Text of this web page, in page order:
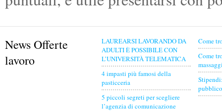
News Offerte
lavoro
LAUREARSI LAVORANDO DA
ADULTI È POSSIBILE CON
L’UNIVERSITÀ TELEMATICA
4 impasti più famosi della
pasticceria
5 piccoli segreti per scegliere
l’agenzia di comunicazione
Come
Come